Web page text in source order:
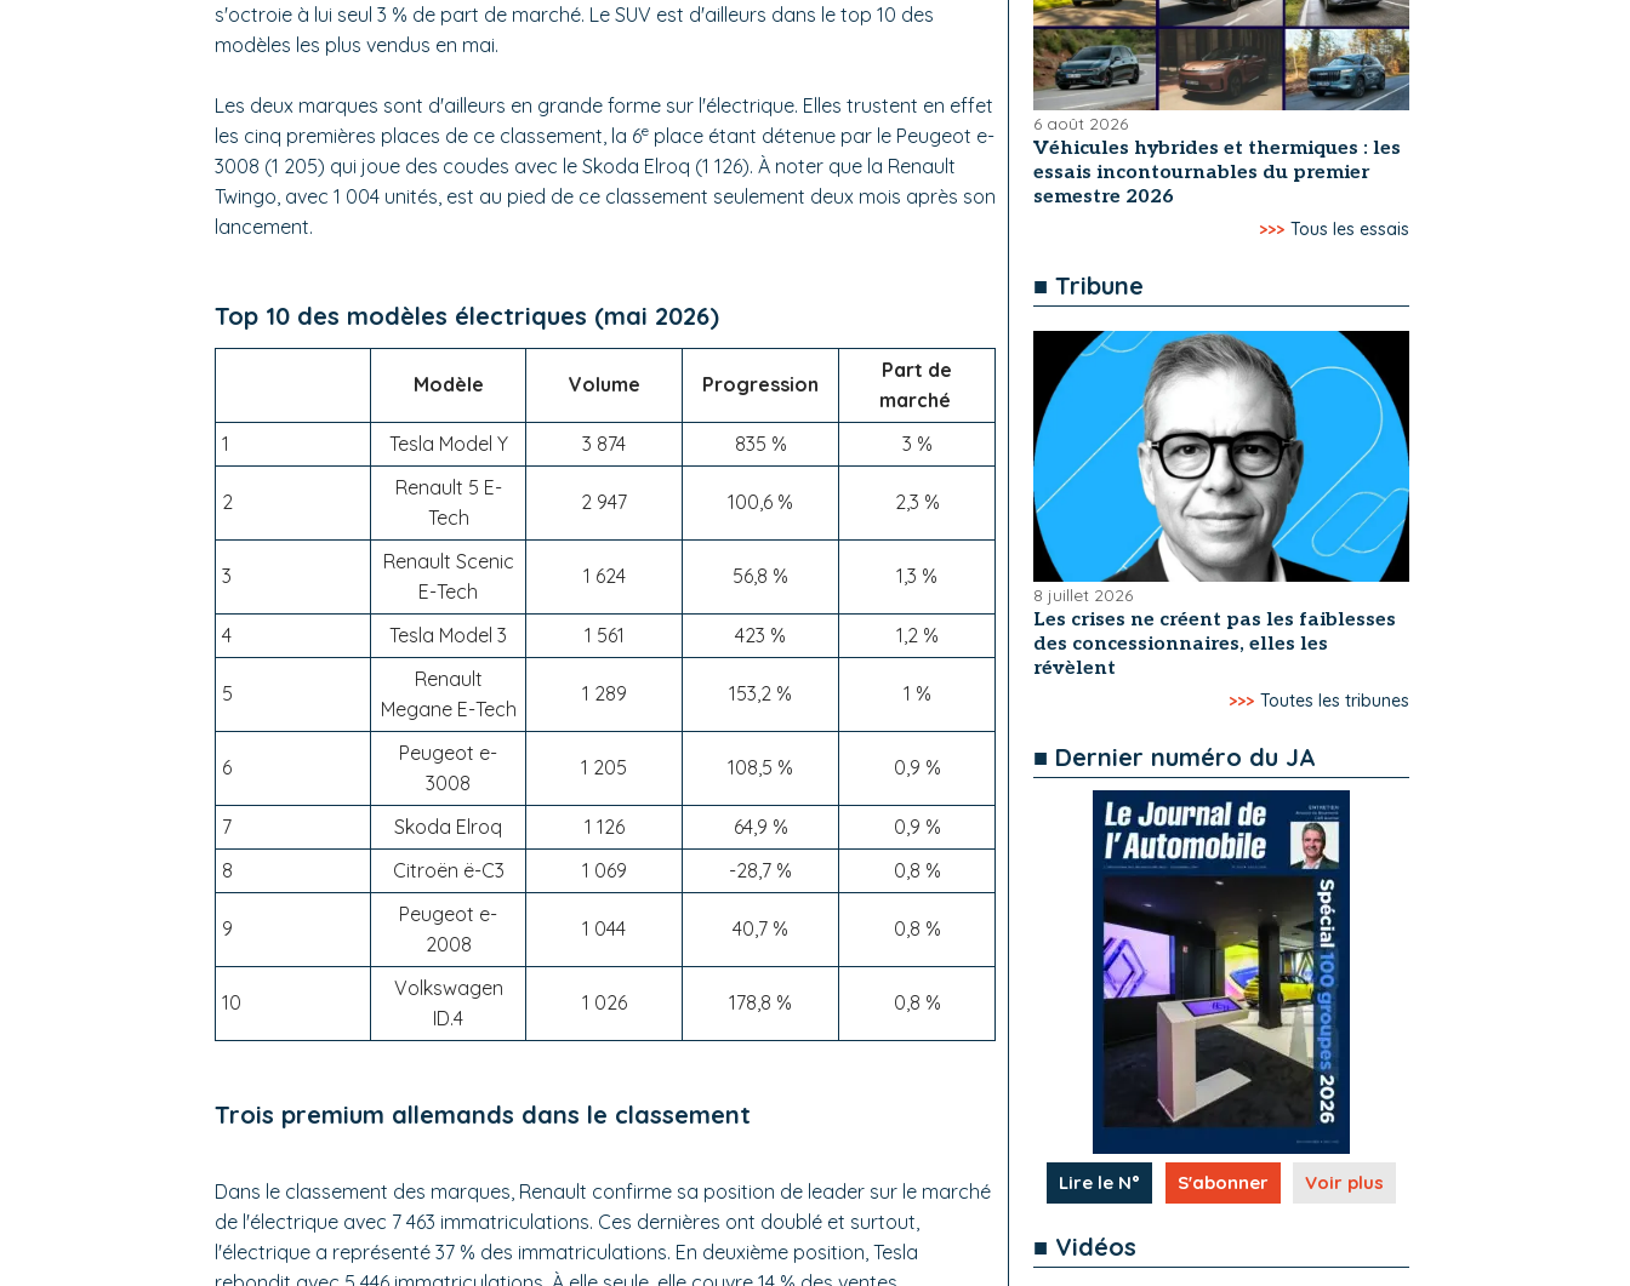
s'octroie à lui seul 3 % de part de marché. Le SUV est d'ailleurs dans le top 10 des
modèles les plus vendus en mai.
Les deux marques sont d'ailleurs en grande forme sur l'électrique. Elles trustent en effet
les cinq premières places de ce classement, la 6e place étant détenue par le Peugeot e-
3008 (1 205) qui joue des coudes avec le Skoda Elroq (1 126). À noter que la Renault
Twingo, avec 1 004 unités, est au pied de ce classement seulement deux mois après son
lancement.
Top 10 des modèles électriques (mai 2026)
Modèle Volume Progression
Part de
marché
1
Tesla Model Y 3 874 835 % 3 %
2
Renault 5 E-
Tech
2 947 100,6 % 2,3 %
3
Renault Scenic
E-Tech
1 624 56,8 % 1,3 %
4 Tesla Model 3 1 561 423 % 1,2 %
5
Renault
Megane E-Tech
1 289 153,2 % 1 %
6
Peugeot e-
3008
1 205 108,5 % 0,9 %
7 Skoda Elroq 1 126 64,9 %
0,9 %
8
Citroën ë-C3 1 069 -28,7 % 0,8 %
9
Peugeot e-
2008
1 044 40,7 % 0,8 %
10
Volkswagen
ID.4
1 026 178,8 % 0,8 %
Trois premium allemands dans le classement
Dans le classement des marques, Renault confirme sa position de leader sur le marché
de l'électrique avec 7 463 immatriculations. Ces dernières ont doublé et surtout,
l'électrique a représenté 37 % des immatriculations. En deuxième position, Tesla
6 août 2026
Véhicules hybrides et thermiques : les
essais incontournables du premier
semestre 2026
>>> Tous les essais
■ Tribune
8 juillet 2026
Les crises ne créent pas les faiblesses
des concessionnaires, elles les
révèlent
>>> Toutes les tribunes
■ Dernier numéro du JA
Lire le N° S'abonner Voir plus
■ Vidéos